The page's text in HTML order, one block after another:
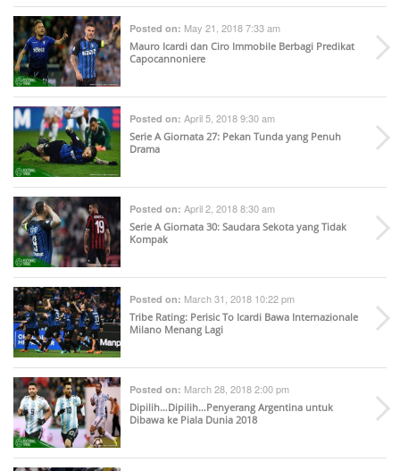
Posted on: May 21, 2018 7:33 am
Mauro Icardi dan Ciro Immobile Berbagi Predikat
Capocannoniere
Posted on: April 5, 2018 9:30 am
Serie A Giornata 27: Pekan Tunda yang Penuh
Drama
Posted on: April 2, 2018 8:30 am
Serie A Giornata 30: Saudara Sekota yang Tidak
Kompak
Posted on: March 31, 2018 10:22 pm
Tribe Rating: Perisic To Icardi Bawa Internazionale
Milano Menang Lagi
Posted on: March 28, 2018 2:00 pm
Dipilih…Dipilih…Penyerang Argentina untuk
Dibawa ke Piala Dunia 2018